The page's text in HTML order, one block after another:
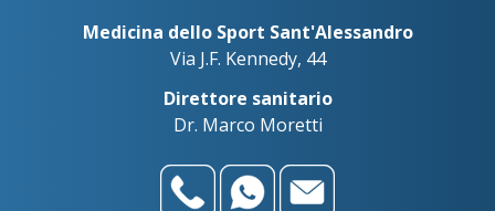
Medicina dello Sport Sant'Alessandro
Via J.F. Kennedy, 44
Direttore sanitario
Dr. Marco Moretti